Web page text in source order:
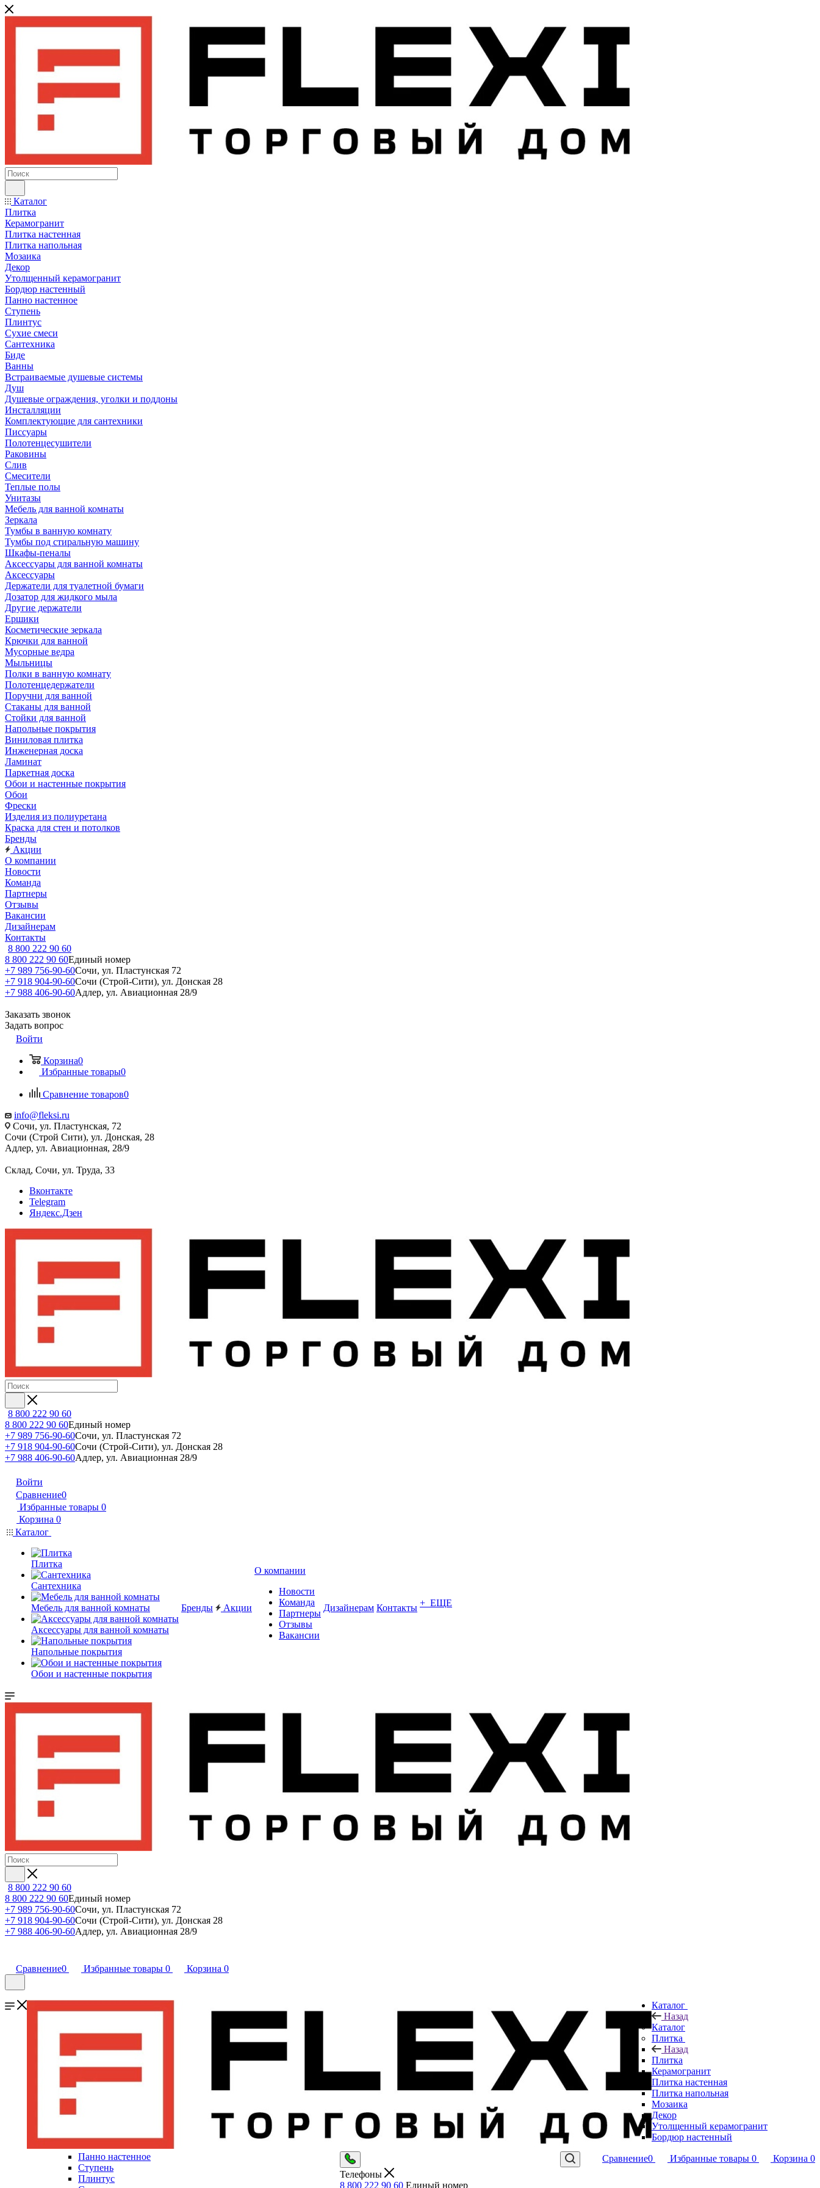
Каталог
Плитка
Керамогранит
Плитка настенная
Плитка напольная
Мозаика
Декор
Утолщенный керамогранит
Бордюр настенный
Панно настенное
Ступень
Плинтус
Сухие смеси
Сантехника
Биде
Ванны
Встраиваемые душевые системы
Душ
Душевые ограждения, уголки и поддоны
Инсталляции
Комплектующие для сантехники
Писсуары
Полотенцесушители
Раковины
Слив
Смесители
Теплые полы
Унитазы
Мебель для ванной комнаты
Зеркала
Тумбы в ванную комнату
Тумбы под стиральную машину
Шкафы-пеналы
Аксессуары для ванной комнаты
Аксессуары
Держатели для туалетной бумаги
Дозатор для жидкого мыла
Другие держатели
Ершики
Косметические зеркала
Крючки для ванной
Мусорные ведра
Мыльницы
Полки в ванную комнату
Полотенцедержатели
Поручни для ванной
Стаканы для ванной
Стойки для ванной
Напольные покрытия
Виниловая плитка
Инженерная доска
Ламинат
Паркетная доска
Обои и настенные покрытия
Обои
Фрески
Изделия из полиуретана
Краска для стен и потолков
Бренды
Акции
О компании
Новости
Команда
Партнеры
Отзывы
Вакансии
Дизайнерам
Контакты
8 800 222 90 60
8 800 222 90 60Единый номер
+7 989 756-90-60Сочи, ул. Пластунская 72
+7 918 904-90-60Сочи (Строй-Сити), ул. Донская 28
+7 988 406-90-60Адлер, ул. Авиационная 28/9
Заказать звонок
Задать вопрос
Войти
Корзина0
Избранные товары0
Сравнение товаров0
info@fleksi.ru
Сочи, ул. Пластунская, 72
Сочи (Строй Сити), ул. Донская, 28
Адлер, ул. Авиационная, 28/9
Склад, Сочи, ул. Труда, 33
Вконтакте
Telegram
Яндекс.Дзен
8 800 222 90 60
8 800 222 90 60Единый номер
+7 989 756-90-60Сочи, ул. Пластунская 72
+7 918 904-90-60Сочи (Строй-Сити), ул. Донская 28
+7 988 406-90-60Адлер, ул. Авиационная 28/9
Войти
Сравнение0
Избранные товары 0
Корзина 0
Каталог
Плитка
Сантехника
Мебель для ванной комнаты
Аксессуары для ванной комнаты
Напольные покрытия
Обои и настенные покрытия
Бренды Акции
О компании
Новости
Команда
Партнеры
Отзывы
Вакансии
Дизайнерам Контакты + ЕЩЕ
8 800 222 90 60
8 800 222 90 60Единый номер
+7 989 756-90-60Сочи, ул. Пластунская 72
+7 918 904-90-60Сочи (Строй-Сити), ул. Донская 28
+7 988 406-90-60Адлер, ул. Авиационная 28/9
Сравнение0 Избранные товары 0 Корзина 0
Сравнение0 Избранные товары 0 Корзина 0
Телефоны
8 800 222 90 60 Единый номер
Каталог
Назад
Каталог
Плитка
Назад
Плитка
Керамогранит
Плитка настенная
Плитка напольная
Мозаика
Декор
Утолщенный керамогранит
Бордюр настенный
Панно настенное
Ступень
Плинтус